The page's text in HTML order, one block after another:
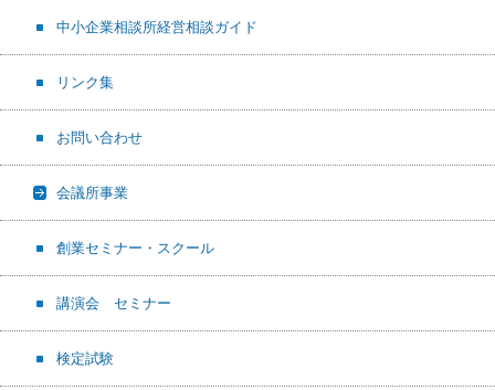
中小企業相談所経営相談ガイド
リンク集
お問い合わせ
会議所事業
創業セミナー・スクール
講演会 セミナー
検定試験